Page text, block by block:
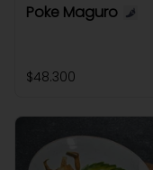
Poke Maguro
$48.300